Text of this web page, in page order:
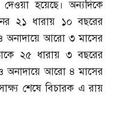
হয়েছে। অন্যদিকে
২১ ধারায় ১০ বছরের
অনাদায়ে আরো ৩ মাসের
২৫ ধারায় ৩ বছরের
অনাদায়ে আরো ৪ মাসের
শেষে বিচারক এ রায়